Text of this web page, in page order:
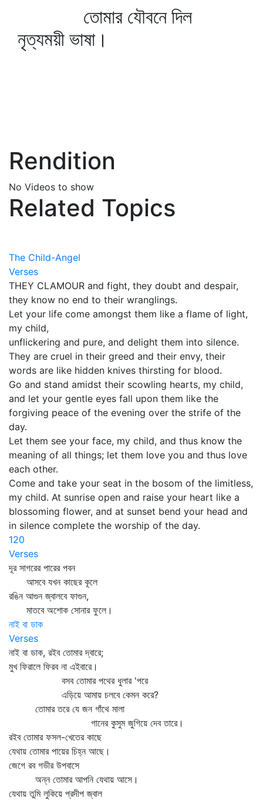
তোমার যৌবনে দিল
নৃত্যময়ী ভাষা।
Rendition
No Videos to show
Related Topics
The Child-Angel
Verses
THEY CLAMOUR and fight, they doubt and despair,
they know no end to their wranglings.
Let your life come amongst them like a flame of light,
my child,
unflickering and pure, and delight them into silence.
They are cruel in their greed and their envy, their
words are like hidden knives thirsting for blood.
Go and stand amidst their scowling hearts, my child,
and let your gentle eyes fall upon them like the
forgiving peace of the evening over the strife of the
day.
Let them see your face, my child, and thus know the
meaning of all things; let them love you and thus love
each other.
Come and take your seat in the bosom of the limitless,
my child. At sunrise open and raise your heart like a
blossoming flower, and at sunset bend your head and
in silence complete the worship of the day.
120
Verses
দূর সাগরের পারের পবন
আসবে যখন কাছের কূলে
রঙিন আগুন জ্বালবে ফাগুন,
মাতবে অশোক সোনার ফুলে।
নাই বা ডাক
Verses
নাই বা ডাক, রইব তোমার দ্বারে;
মুখ ফিরালে ফিরব না এইবারে।
বসব তোমার পথের ধুলার 'পরে
এড়িয়ে আমায় চলবে কেমন করে?
তোমার তরে যে জন গাঁথে মালা
গানের কুসুম জুগিয়ে দেব তারে।
রইব তোমার ফসল-খেতের কাছে
যেথায় তোমার পায়ের চিহ্ন আছে।
জেগে রব গভীর উপবাসে
অন্ন তোমার আপনি যেথায় আসে।
যেথায় তুমি লুকিয়ে প্রদীপ জ্বাল